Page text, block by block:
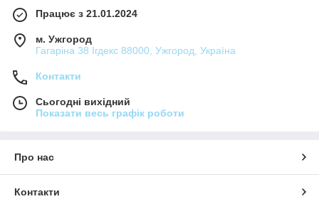
Працює з 21.01.2024
м. Ужгород
Гагаріна 38 Ігдекс 88000, Ужгород, Україна
Контакти
Сьогодні вихідний
Показати весь графік роботи
Про нас
Контакти